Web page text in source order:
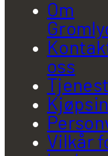
Om
oss
Vilkår